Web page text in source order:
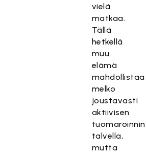
vielä
matkaa.
Tällä
hetkellä
muu
elämä
mahdollistaa
melko
joustavasti
aktiivisen
tuomaroinnin
talvella,
mutta